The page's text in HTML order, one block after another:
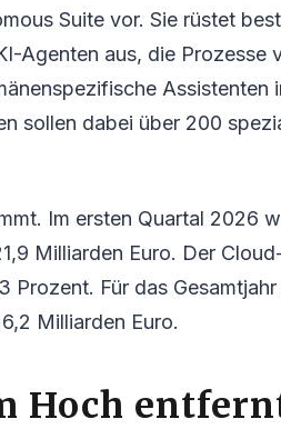
Suite vor. Sie rüstet
Agenten aus, die Prozesse
Assistenten
sollen dabei über 200
Im ersten Quartal 2026
Milliarden Euro. Der
Prozent. Für das
Milliarden Euro.
Hoch